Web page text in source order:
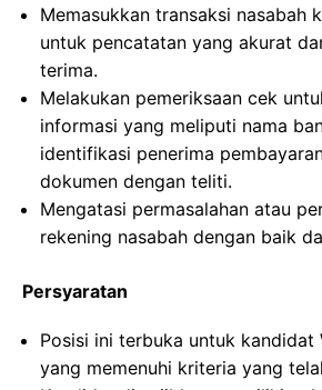
Memasukkan transaksi nasabah
untuk pencatatan yang akurat
terima.
Melakukan pemeriksaan cek
informasi yang meliputi nama
identifikasi penerima
dokumen dengan teliti.
Mengatasi permasalahan atau
rekening nasabah dengan baik
Persyaratan
Posisi ini terbuka untuk kandidat
yang memenuhi kriteria yang